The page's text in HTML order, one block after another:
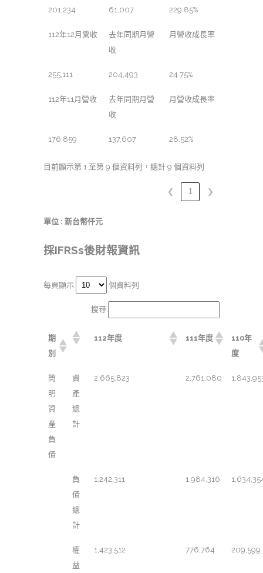
201,234 61,007 229.85%
112年12月營收
去年同期月營
收
月營收成長率
255,111 204,493 24.75%
112年11月營收
去年同期月營
收
月營收成長率
176,859 137,607 28.52%
目前顯示第 1 至第 9 個資料列，總計 9 個資料列
❮ 1 ❯
單位 : 新台幣仟元
採IFRSs後財報資訊
每頁顯示 個資料列
搜尋:
期
別
112年度 111年度
110年
度
簡
明
資
產
負
債
資
產
總
計
2,665,823 2,761,080
負
債
總
計
1,242,311 1,984,316
權
益
1,423,512 776,764 209,599